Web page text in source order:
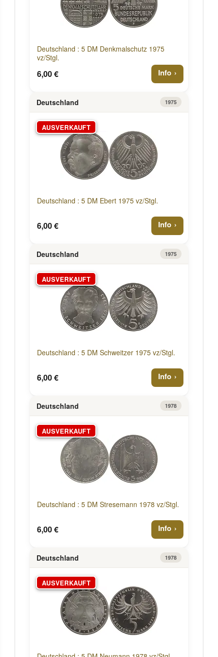
Deutschland : 5 DM Denkmalschutz 1975
vz/Stgl.
6,00 € Info
Deutschland 1975
AUSVERKAUFT
Deutschland : 5 DM Ebert 1975 vz/Stgl.
6,00 € Info
Deutschland 1975
AUSVERKAUFT
Deutschland : 5 DM Schweitzer 1975 vz/Stgl.
6,00 € Info
Deutschland 1978
AUSVERKAUFT
Deutschland : 5 DM Stresemann 1978 vz/Stgl.
6,00 € Info
Deutschland 1978
AUSVERKAUFT